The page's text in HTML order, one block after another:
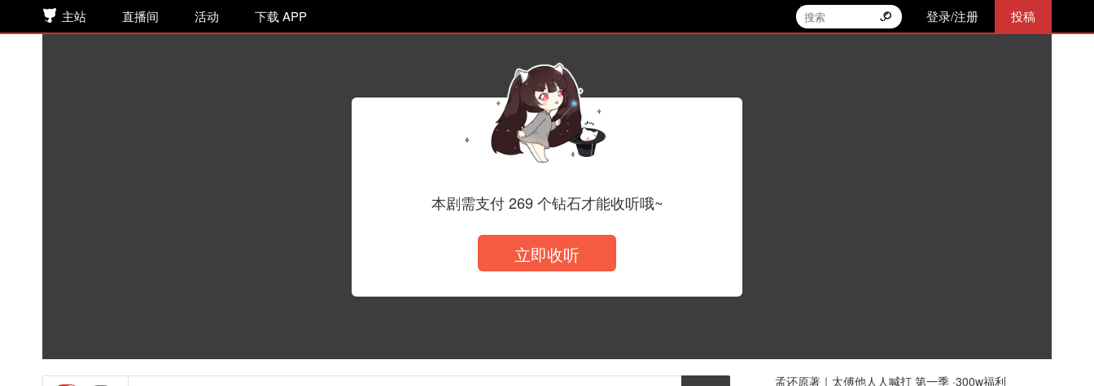
主站 直播间 活动 下载 APP 登录/注册 投稿
本剧需支付 269 个钻石才能收听哦~
立即收听
孟还原著｜太傅他人人喊打 第一季 ·300w福利